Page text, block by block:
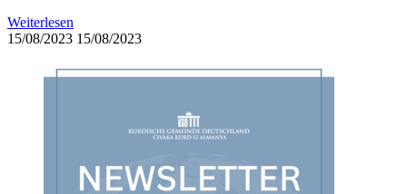
Weiterlesen
15/08/2023 15/08/2023